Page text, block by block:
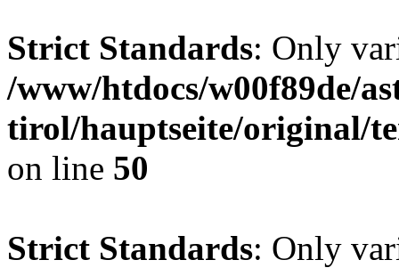
Strict Standards: Only
/www/htdocs/w00f89de/
tirol/hauptseite/original/
on line 50
Strict Standards: Only